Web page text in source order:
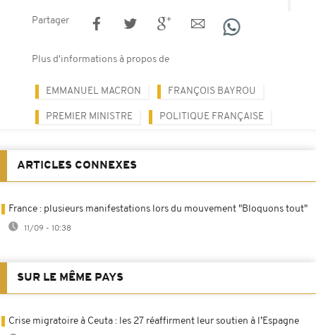
Partager
Plus d'informations à propos de
EMMANUEL MACRON FRANÇOIS BAYROU
PREMIER MINISTRE POLITIQUE FRANÇAISE
ARTICLES CONNEXES
France : plusieurs manifestations lors du mouvement "Bloquons tout"
11/09 - 10:38
SUR LE MÊME PAYS
Crise migratoire à Ceuta : les 27 réaffirment leur soutien à l’Espagne